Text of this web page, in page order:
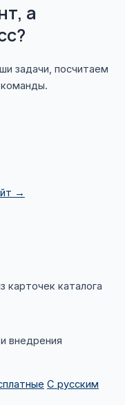
а
задачи, посчитаем
→
карточек каталога
внедрения
С русским